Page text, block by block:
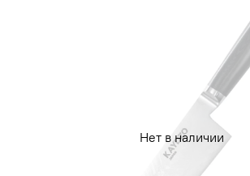
Нет в наличии